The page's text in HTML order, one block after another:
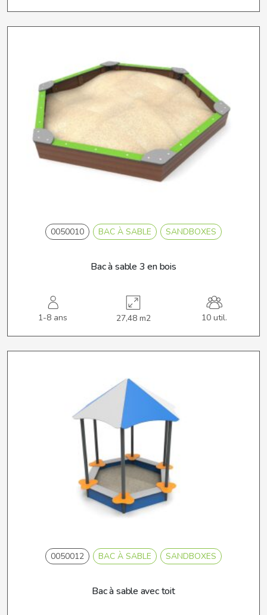
0050010 BAC À SABLE SANDBOXES
Bac à sable 3 en bois
1-8 ans 27,48 m2 10 util.
0050012 BAC À SABLE SANDBOXES
Bac à sable avec toit